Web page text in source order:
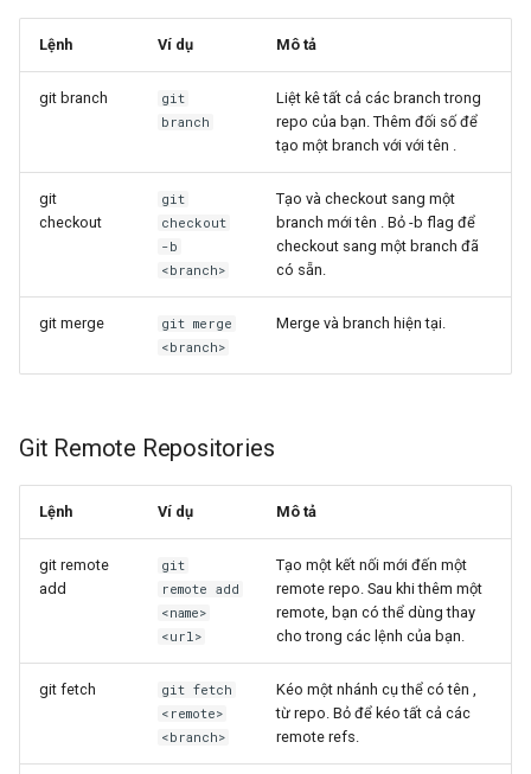
Lệnh Ví dụ Mô tả
git branch
git
branch
Liệt kê tất cả các branch trong
repo của bạn. Thêm đối số để
tạo một branch với với tên
git
checkout
git
checkout
-b
<branch>
Tạo và checkout sang một
branch mới tên
. Bỏ -b flag để
checkout sang một branch đã
có sẵn.
git merge
git merge
<branch>
Merge và branch hiện tại.
Git Remote Repositories
Lệnh Ví dụ Mô tả
git remote
add
git
remote add
<name>
<url>
Tạo một kết nối mới đến một
remote repo. Sau khi thêm một
remote, bạn có thể dùngthay
chotrong các lệnh của bạn.
git fetch
git fetch
<remote>
<branch>
Kéo một nhánh cụ thể có tên
từ repo. Bỏ để kéo tất cả các
remote refs.